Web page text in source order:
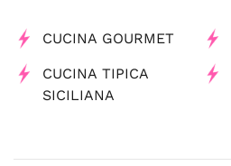
CUCINA GOURMET
CUCINA TIPICA
SICILIANA